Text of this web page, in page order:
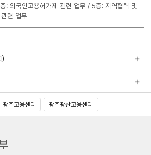
: 외국인고용허가제 관련 업무 / 5층: 지역협력 및
련 업무
)
광주고용센터 광주광산고용센터